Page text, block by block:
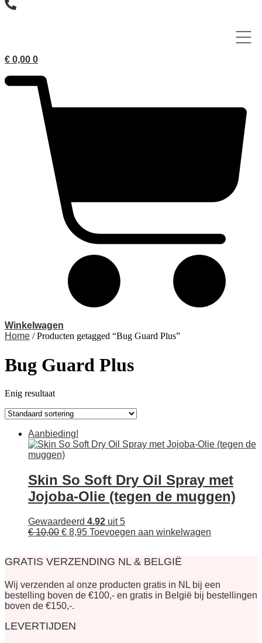
€ 0,00 0
Winkelwagen
Home / Producten getagged “Bug Guard Plus”
Bug Guard Plus
Enig resultaat
Aanbieding!
Skin So Soft Dry Oil Spray met
Jojoba-Olie (tegen de muggen)
Gewaardeerd 4.92 uit 5
€10,00 Oorspronkelijke
€ 10,00.
€ 8,95Huidige
€ 8,95.
Toevoegen aan winkelwagen
GRATIS VERZENDING NL & BELGIË
Wij verzenden al onze producten gratis in NL bij een
bestelling boven de €100,- en gratis in België bij bestellingen
boven de €150,-.
LEVERTIJDEN